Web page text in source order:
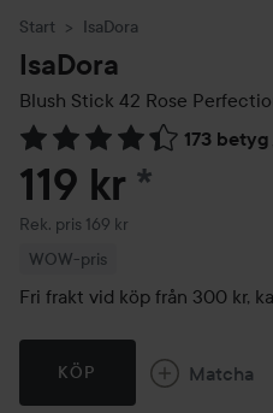
Start IsaDora
IsaDora
Blush Stick 42 Rose
173 betyg
Hoppa till Betyg &
119 kr *
Rek. pris 169 kr
Rekommenderat pris 169 kr
WOW-pris
Fri frakt vid köp från 300 kr,
KÖP Matcha